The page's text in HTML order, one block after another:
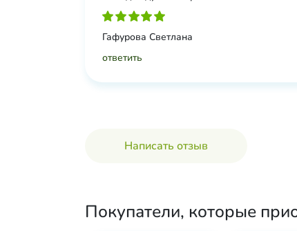
Гафурова Светлана
ответить
Написать отзыв
Покупатели, которые